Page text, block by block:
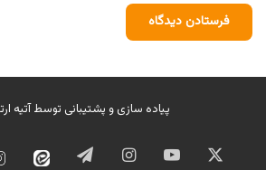
پیاده سازی و پشتیبانی توسطآتیه
ایکس یوتیوب اینستاگرامتلگرام ایتا